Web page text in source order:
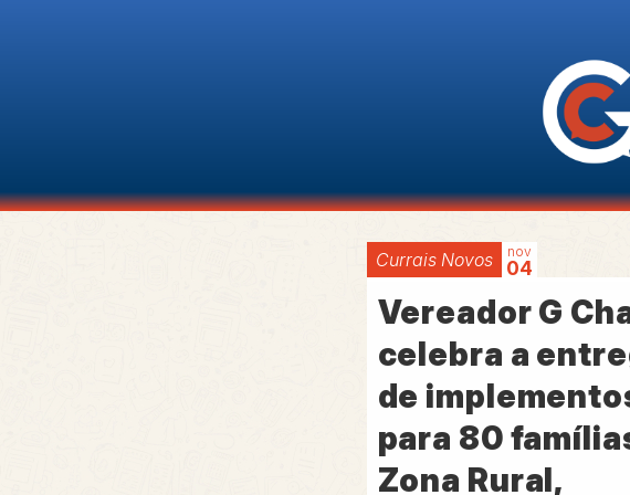
Currais Novos 04
nov
Vereador G
celebra a
de
para 80
Zona Rural,